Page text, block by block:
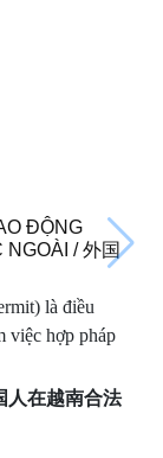
ĐỘNG
/ 外国
là điều
việc hợp pháp
人在越南合法